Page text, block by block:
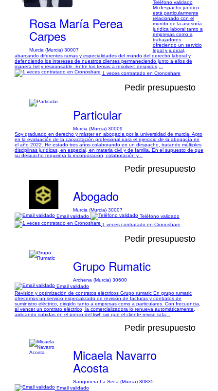
Rosa María Perea
Carpes
Murcia (Murcia) 30007
Teléfono validado
Mi despacho jurídico
está particularmente
relacionado con el
mundo de la asesoría
jurídica laboral tanto a
empresas como a
trabajadores
ofreciendo un servicio
legal y judicial,
abarcando diferentes ramas y especialidades del mundo del derecho laboral y
defendiendo los intereses de nuestros clientes permaneciendo junto a ellos de
manera fiel y responsable. Entre los temas a resolver: despidos,...
1 veces contratado en Cronoshare
Pedir presupuesto
Particular
Murcia (Murcia) 30009
Soy graduado en derecho y máster en abogacía por la universidad de murcia. Apto
en la evaluación de la capacitación profesional para el ejercicio de la abogacía en
el año 2022. He estado tres años colaborando en un despacho, tratando múltiples
disciplinas jurídicas, en especial, en materia civil y de familia. En el supuesto de que
su despacho requiriera la incorporación, colaboración y...
Pedir presupuesto
Abogado
Murcia (Murcia) 30007
Email validado
Teléfono validado
1 veces contratado en Cronoshare
Pedir presupuesto
Grupo Rumatic
Archena (Murcia) 30600
Email validado
Revisión y optimización de contratos eléctricos Grupo rumatic En grupo rumatic
ofrecemos un servicio especializado de revisión de facturas y contratos de
suministro eléctrico, dirigido tanto a empresas como a particulares. Con frecuencia,
al vencer un contrato eléctrico, la comercializadora lo renueva automáticamente,
aplicando subidas en el precio del kwh sin que el cliente revise si la...
Pedir presupuesto
Micaela Navarro
Acosta
Sangonera La Seca (Murcia) 30835
Email validado